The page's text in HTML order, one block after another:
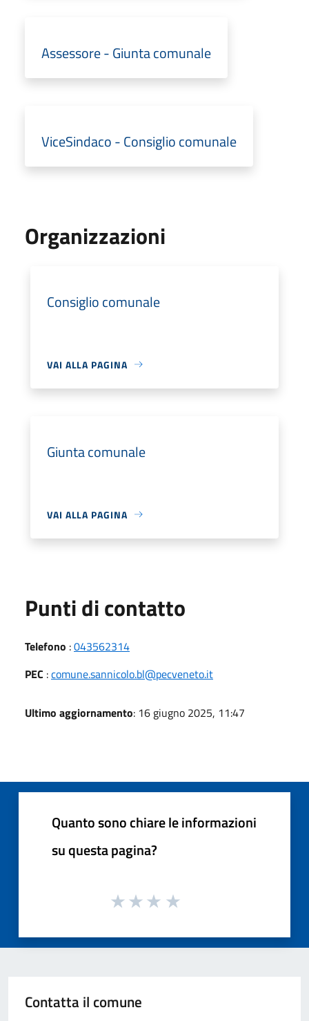
Assessore - Giunta comunale
ViceSindaco - Consiglio comunale
Organizzazioni
Consiglio comunale
VAI ALLA PAGINA
Giunta comunale
VAI ALLA PAGINA
Punti di contatto
Telefono :043562314
PEC :comune.sannicolo.bl@pecveneto.it
Ultimo aggiornamento: 16 giugno 2025, 11:47
Quanto sono chiare le informazioni
su questa pagina?
Contatta il comune